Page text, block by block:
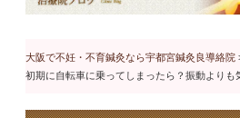
大阪で不妊・不育鍼灸なら宇都宮鍼灸良導絡院
初期に自転車に乗ってしまったら？振動よりも